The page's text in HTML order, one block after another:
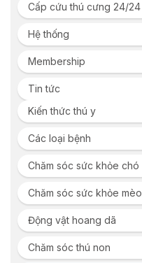
Cấp cứu thú cưng 24/24
Hệ thống
Membership
Tin tức
Kiến thức thú y
Các loại bệnh
Chăm sóc sức khỏe chó
Chăm sóc sức khỏe mèo
Động vật hoang dã
Chăm sóc thú non